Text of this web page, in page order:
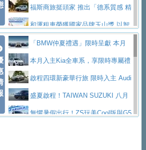
98萬起
SHOTGUN 650 x ROUGH CRAFTS 限量特
仕版29日開放搶購
里程
ODA發表全新純電跨界休旅Eipq祭平民化車
價89萬起
賓士AMG.EA專屬平台首作，Merc
edes-AMG 全新GT 4-Door Coupe全球首發
福斯推出首款GTI純電性能掀背ID.
Polo GTI，擁有226匹馬力和零百加速 6.8
秒的實力
Jaguar 公布四門 GT車款正式車名
為JAGUAR TYPE 01
終於跟上進度，LEXUS發表首款三
排六座純電旗艦休旅 TZ
有錢也買不到的Golf R！福斯打造
全新Golf R 24h賽車將挑戰紐柏林24小時耐
久賽
SKODA公布全新小型純電跨界休旅
Epiq內裝設計，預計5月19日全球首發
福斯全新 ID. Polo 起跳價約台幣94
務 讓電動車化身行動儲能系統
福斯商旅挺頭家 推出「德系質感 精
算圓夢」專案和運租車榮獲國家品牌玉山獎 以智
慧移動與綠能創新父親節霸氣獻禮！PGO 威力125 最
低入手價 $60,900 起 省油ｘ安全ｘ大空間
陪爸爸輕鬆
Toyota歐洲純電車銷量翻倍 2026
上半年成長113％
NISSAN X-TRAIL 上市首月銷量
躋身同級前3名Subaru推動燃油、油電與純電車混
線生產 以彈性製造應對市場變化
XFORCE攜手臺南祀典大天后宮 試
「BMW仲夏禮遇」限時呈獻 本月
入主即享尊榮豪華五星假期 多元優購方案
同步實施
本月入主Kia全車系，享限時專屬禮
遇 啟程四環新豪華行旅 限時入主 Audi
A6 旗艦陣容 低月付5,888元起及3 年乙式險
購置金
盛夏啟程！TAIWAN SUZUKI 八月
禮遇全面升級無懼暑假出行！ZS玩美Cool版與G5